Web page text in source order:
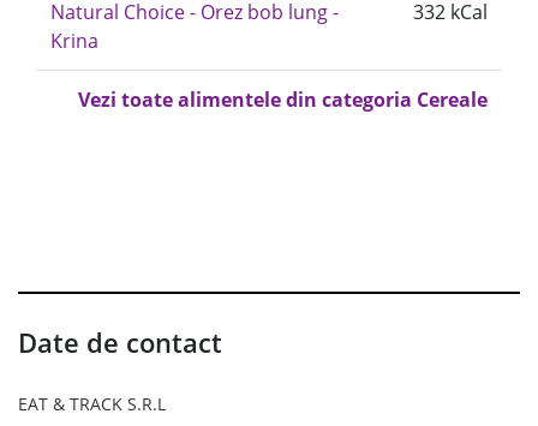
Natural Choice - Orez bob lung -
Krina
332 kCal
Vezi toate alimentele din categoria Cereale
Date de contact
EAT & TRACK S.R.L